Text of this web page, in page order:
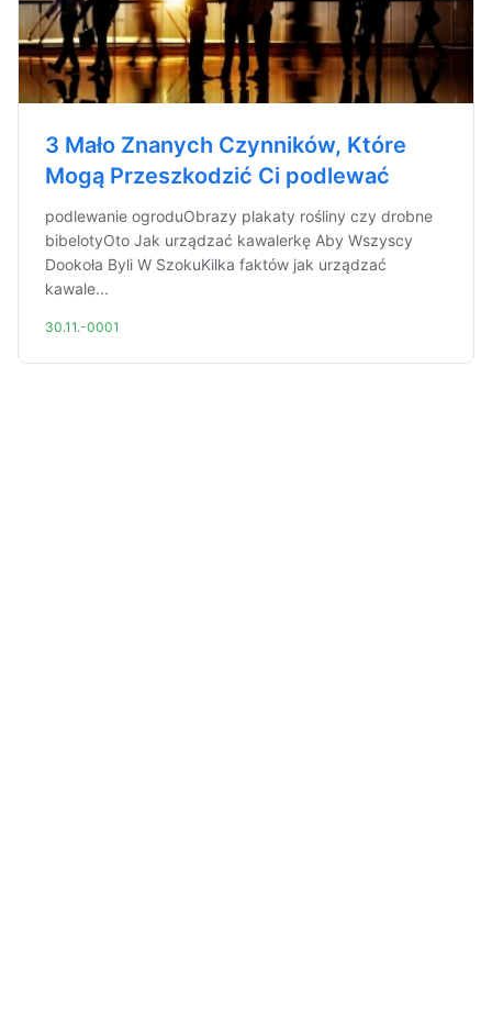
3 Mało Znanych Czynników, Które
Mogą Przeszkodzić Ci podlewać
podlewanie ogroduObrazy plakaty rośliny czy drobne
bibelotyOto Jak urządzać kawalerkę Aby Wszyscy
Dookoła Byli W SzokuKilka faktów jak urządzać
kawale...
30.11.-0001